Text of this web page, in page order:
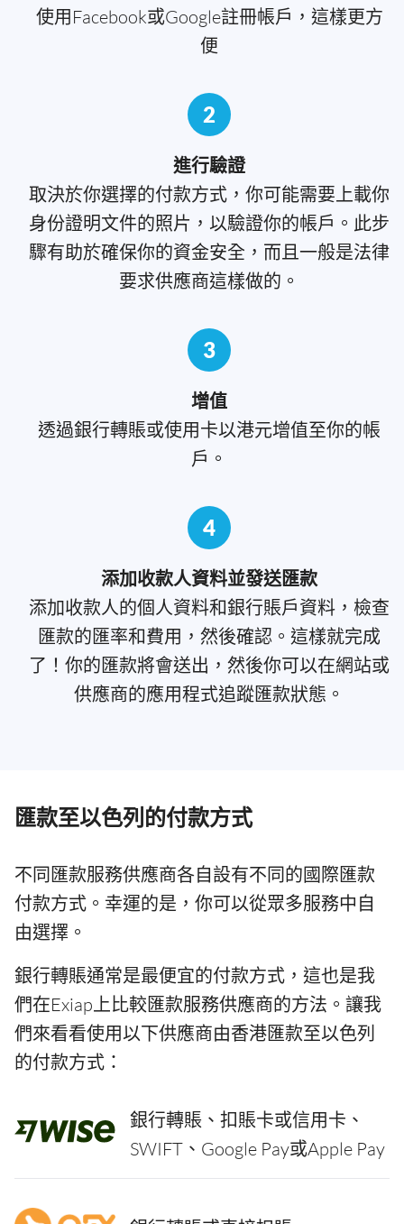
使用Facebook或Google註冊帳戶，這樣更方
便
2
進行驗證
取決於你選擇的付款方式，你可能需要上載你
身份證明文件的照片，以驗證你的帳戶。此步
驟有助於確保你的資金安全，而且一般是法律
要求供應商這樣做的。
3
增值
透過銀行轉賬或使用卡以港元增值至你的帳
戶。
4
添加收款人資料並發送匯款
添加收款人的個人資料和銀行賬戶資料，檢查
匯款的匯率和費用，然後確認。這樣就完成
了！你的匯款將會送出，然後你可以在網站或
供應商的應用程式追蹤匯款狀態。
匯款至以色列的付款方式
不同匯款服務供應商各自設有不同的國際匯款
付款方式。幸運的是，你可以從眾多服務中自
由選擇。
銀行轉賬通常是最便宜的付款方式，這也是我
們在Exiap上比較匯款服務供應商的方法。讓我
們來看看使用以下供應商由香港匯款至以色列
的付款方式：
銀行轉賬、扣賬卡或信用卡、
SWIFT、Google Pay或Apple Pay